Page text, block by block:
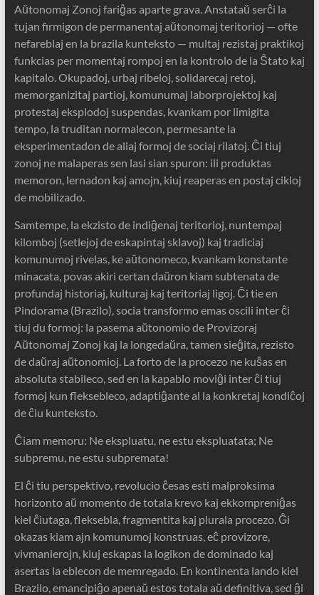
Aŭtonomaj Zonoj fariĝas aparte grava. Anstataŭ serĉi la
tujan firmigon de permanentaj aŭtonomaj teritorioj — ofte
nefareblaj en la brazila kunteksto — multaj rezistaj praktikoj
funkcias per momentaj rompoj en la kontrolo de la Ŝtato kaj
kapitalo. Okupadoj, urbaj ribeloj, solidarecaj retoj,
memorganizitaj partioj, komunumaj laborprojektoj kaj
protestaj eksplodoj suspendas, kvankam por limigita
tempo, la truditan normalecon, permesante la
eksperimentadon de aliaj formoj de sociaj rilatoj. Ĉi tiuj
zonoj ne malaperas sen lasi sian spuron: ili produktas
memoron, lernadon kaj amojn, kiuj reaperas en postaj cikloj
de mobilizado.
Samtempe, la ekzisto de indiĝenaj teritorioj, nuntempaj
kilomboj (setlejoj de eskapintaj sklavoj) kaj tradiciaj
komunumoj rivelas, ke aŭtonomeco, kvankam konstante
minacata, povas akiri certan daŭron kiam subtenata de
profundaj historiaj, kulturaj kaj teritoriaj ligoj. Ĉi tie en
Pindorama (Brazilo), socia transformo emas oscili inter ĉi
tiuj du formoj: la pasema aŭtonomio de Provizoraj
Aŭtonomaj Zonoj kaj la longedaŭra, tamen sieĝita, rezisto
de daŭraj aŭtonomioj. La forto de la procezo ne kuŝas en
absoluta stabileco, sed en la kapablo moviĝi inter ĉi tiuj
formoj kun fleksebleco, adaptiĝante al la konkretaj kondiĉoj
de ĉiu kunteksto.
Ĉiam memoru: Ne ekspluatu, ne estu ekspluatata; Ne
subpremu, ne estu subpremata!
El ĉi tiu perspektivo, revolucio ĉesas esti malproksima
horizonto aŭ momento de totala krevo kaj ekkompreniĝas
kiel ĉiutaga, fleksebla, fragmentita kaj plurala procezo. Ĝi
okazas kiam ajn komunumoj konstruas, eĉ provizore,
vivmanierojn, kiuj eskapas la logikon de dominado kaj
asertas la eblecon de memregado. En kontinenta lando kiel
Brazilo, emancipiĝo apenaŭ estos totala aŭ definitiva, sed ĝi